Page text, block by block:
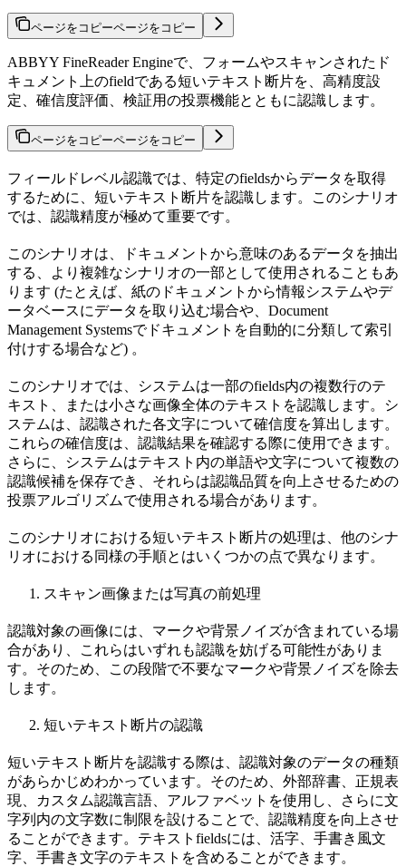
ページをコピーページをコピー
ABBYY FineReader Engineで、フォームやスキャンされたド
キュメント上のfieldである短いテキスト断片を、高精度設
定、確信度評価、検証用の投票機能とともに認識します。
ページをコピーページをコピー
フィールドレベル認識では、特定のfieldsからデータを取得
するために、短いテキスト断片を認識します。このシナリオ
では、認識精度が極めて重要です。
このシナリオは、ドキュメントから意味のあるデータを抽出
する、より複雑なシナリオの一部として使用されることもあ
ります (たとえば、紙のドキュメントから情報システムやデ
ータベースにデータを取り込む場合や、Document
Management Systemsでドキュメントを自動的に分類して索引
付けする場合など) 。
このシナリオでは、システムは一部のfields内の複数行のテ
キスト、または小さな画像全体のテキストを認識します。シ
ステムは、認識された各文字について確信度を算出します。
これらの確信度は、認識結果を確認する際に使用できます。
さらに、システムはテキスト内の単語や文字について複数の
認識候補を保存でき、それらは認識品質を向上させるための
投票アルゴリズムで使用される場合があります。
このシナリオにおける短いテキスト断片の処理は、他のシナ
リオにおける同様の手順とはいくつかの点で異なります。
スキャン画像または写真の前処理
認識対象の画像には、マークや背景ノイズが含まれている場
合があり、これらはいずれも認識を妨げる可能性がありま
す。そのため、この段階で不要なマークや背景ノイズを除去
します。
短いテキスト断片の認識
短いテキスト断片を認識する際は、認識対象のデータの種類
があらかじめわかっています。そのため、外部辞書、正規表
現、カスタム認識言語、アルファベットを使用し、さらに文
字列内の文字数に制限を設けることで、認識精度を向上させ
ることができます。テキストfieldsには、活字、手書き風文
字、手書き文字のテキストを含めることができます。